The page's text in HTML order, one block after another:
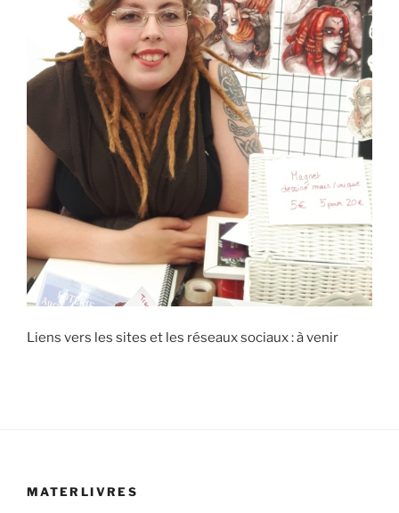
Liens vers les sites et les réseaux sociaux : à venir
MATERLIVRES